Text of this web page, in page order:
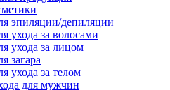
эпиляции/депиляции
ухода за волосами
ухода за лицом
загара
ухода за телом
для мужчин